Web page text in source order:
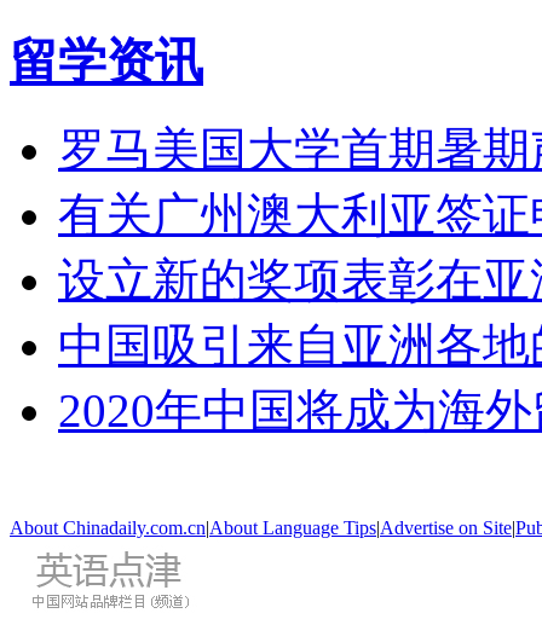
留学资讯
罗马美国大学首期暑
有关广州澳大利亚签
设立新的奖项表彰在
中国吸引来自亚洲各
2020年中国将成为海
About Chinadaily.com.cn|About Language Tips|Advertise on Site|